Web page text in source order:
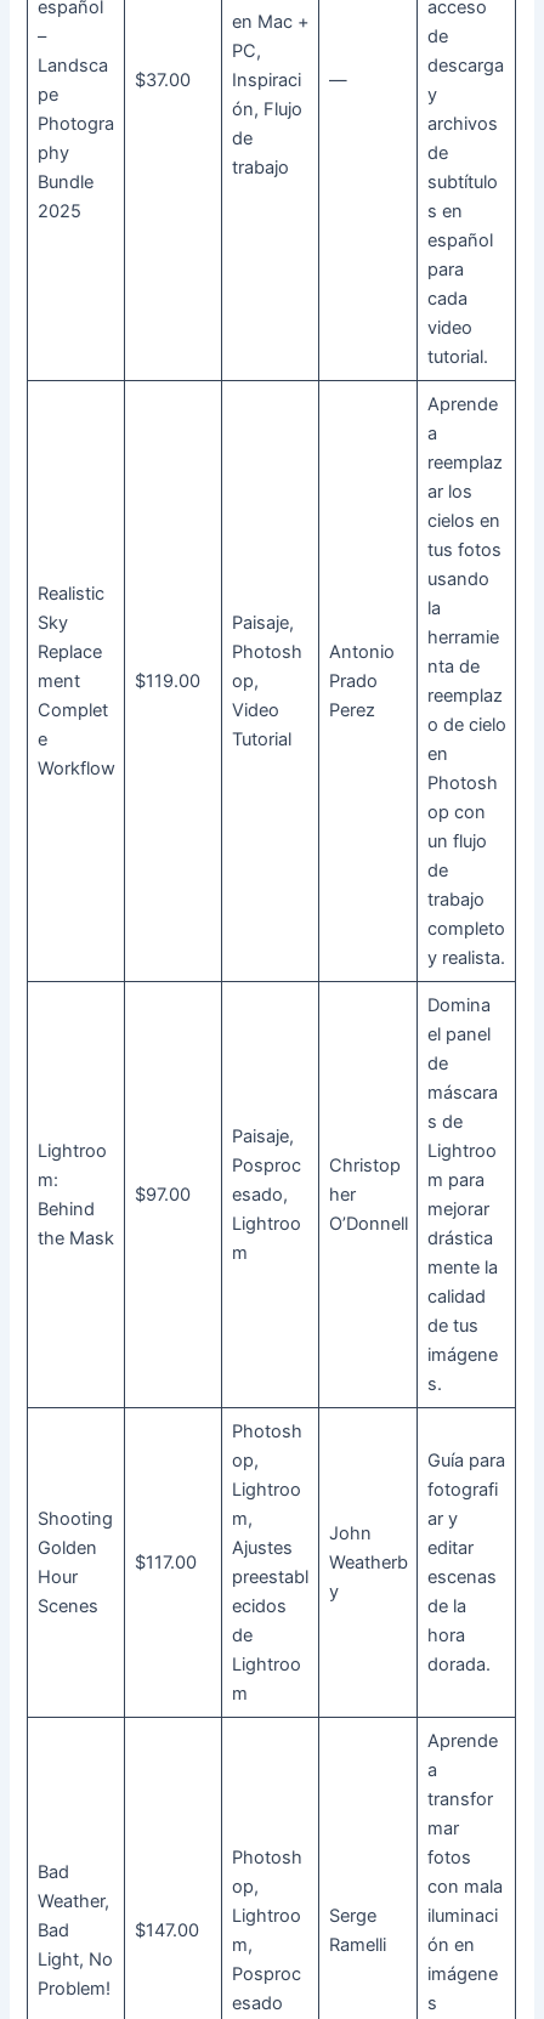
español
–
Landsca
pe
Photogra
phy
Bundle
2025
$37.00
en Mac +
PC,
Inspiraci
ón, Flujo
de
trabajo
—
acceso
de
descarga
y
archivos
de
subtítulo
s en
español
para
cada
video
tutorial.
Realistic
Sky
Replace
ment
Complet
e
Workflow
$119.00
Paisaje,
Photosh
op,
Video
Tutorial
Antonio
Prado
Perez
Aprende
a
reemplaz
ar los
cielos en
tus fotos
usando
la
herramie
nta de
reemplaz
o de cielo
en
Photosh
op con
un flujo
de
trabajo
completo
y realista.
Lightroo
m:
Behind
the Mask
$97.00
Paisaje,
Posproc
esado,
Lightroo
m
Christop
her
O’Donnell
Domina
el panel
de
máscara
s de
Lightroo
m para
mejorar
drástica
mente la
calidad
de tus
imágene
s.
Shooting
Golden
Hour
Scenes
$117.00
Photosh
op,
Lightroo
m,
Ajustes
preestabl
ecidos
de
Lightroo
m
John
Weatherb
y
Guía para
fotografi
ar y
editar
escenas
de la
hora
dorada.
Bad
Weather,
Bad
Light, No
Problem!
$147.00
Photosh
op,
Lightroo
m,
Posproc
esado
Serge
Ramelli
Aprende
a
transfor
mar
fotos
con mala
iluminaci
ón en
imágene
s